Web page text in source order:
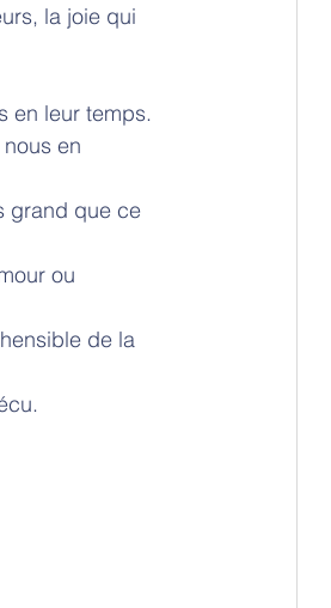
la joie qui
en leur temps.
en
grand que ce
ou
de la